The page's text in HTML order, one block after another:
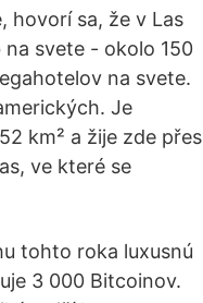
hovorí sa, že v Las
svete - okolo 150
na svete.
Je
km² a žije zde přes
ve které se
tohto roka luxusnú
3 000 Bitcoinov.